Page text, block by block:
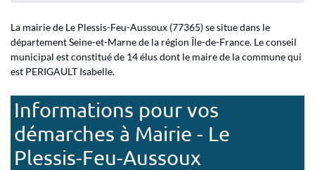
La mairie de Le Plessis-Feu-Aussoux (77365) se situe dans le
département Seine-et-Marne de la région Île-de-France. Le conseil
municipal est constitué de 14 élus dont le maire de la commune qui
est PERIGAULT Isabelle.
Informations pour vos
démarches à Mairie - Le
Plessis-Feu-Aussoux